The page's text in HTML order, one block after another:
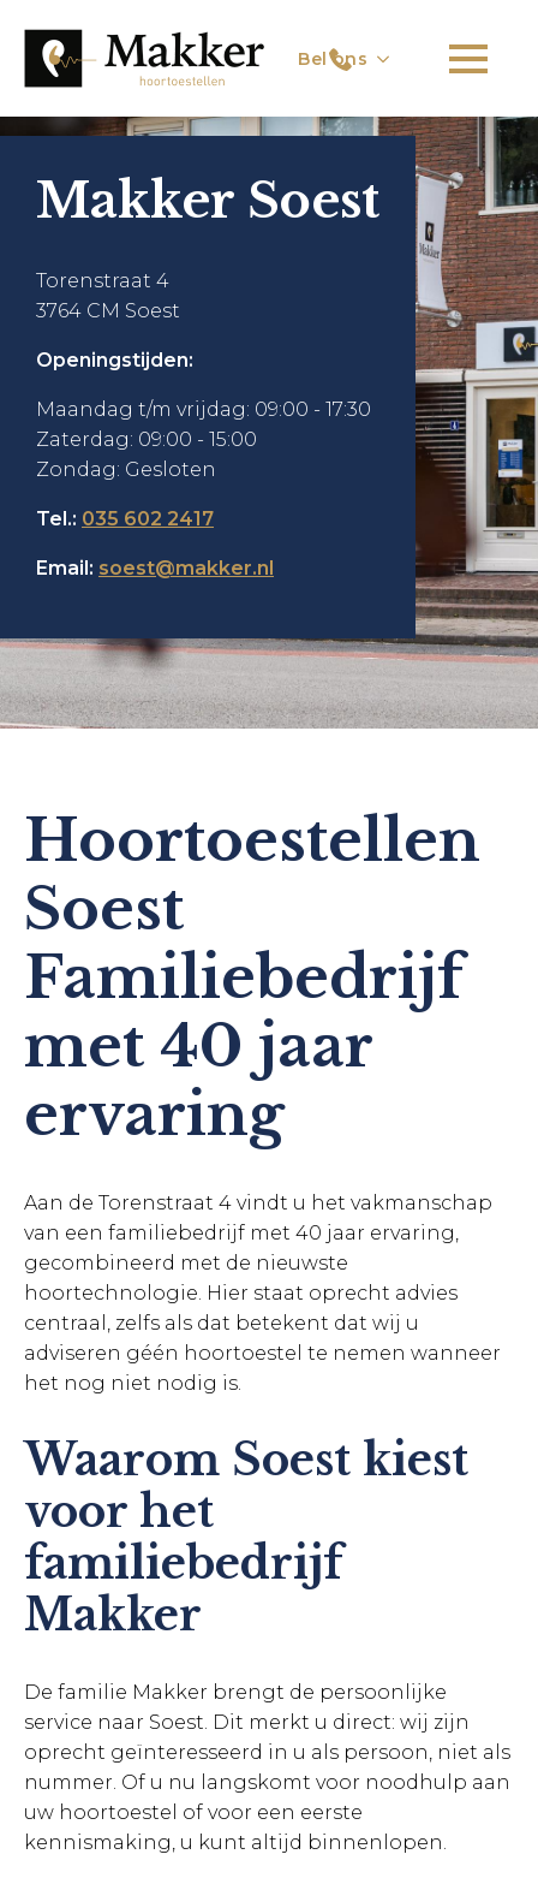
Bel ons
Makker Soest
Torenstraat 4
3764 CM Soest
Openingstijden:
Maandag t/m vrijdag: 09:00 - 17:30
Zaterdag: 09:00 - 15:00
Zondag: Gesloten
Tel.: 035 602 2417
Email: soest@makker.nl
Hoortoestellen
Soest
Familiebedrijf
met 40 jaar
ervaring
Aan de Torenstraat 4 vindt u het vakmanschap
van een familiebedrijf met 40 jaar ervaring,
gecombineerd met de nieuwste
hoortechnologie. Hier staat oprecht advies
centraal, zelfs als dat betekent dat wij u
adviseren géén hoortoestel te nemen wanneer
het nog niet nodig is.
Waarom Soest kiest
voor het
familiebedrijf
Makker
De familie Makker brengt de persoonlijke
service naar Soest. Dit merkt u direct: wij zijn
oprecht geïnteresseerd in u als persoon, niet als
nummer. Of u nu langskomt voor noodhulp aan
uw hoortoestel of voor een eerste
kennismaking, u kunt altijd binnenlopen.